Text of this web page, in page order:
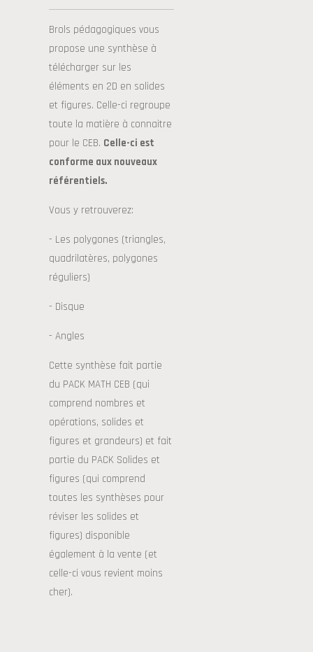
Brols pédagogiques vous
propose une synthèse à
télécharger sur les
éléments en 2D en solides
et figures. Celle-ci regroupe
toute la matière à connaitre
pour le CEB. Celle-ci est
conforme aux nouveaux
référentiels.
Vous y retrouverez:
- Les polygones (triangles,
quadrilatères, polygones
réguliers)
- Disque
- Angles
Cette synthèse fait partie
du PACK MATH CEB (qui
comprend nombres et
opérations, solides et
figures et grandeurs) et fait
partie du PACK Solides et
figures (qui comprend
toutes les synthèses pour
réviser les solides et
figures) disponible
également à la vente (et
celle-ci vous revient moins
cher).